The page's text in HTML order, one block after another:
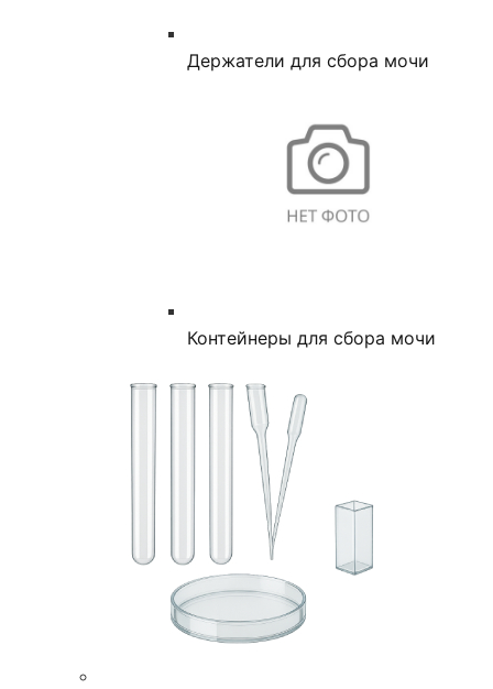
Держатели для сбора мочи
Контейнеры для сбора мочи